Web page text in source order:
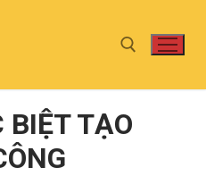
BIỆT TẠO